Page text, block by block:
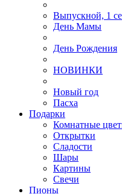
Выпускной, 1
День Мамы
День Рождения
НОВИНКИ
Новый год
Пасха
Подарки
Комнатные
Открытки
Сладости
Шары
Картины
Свечи
Пионы